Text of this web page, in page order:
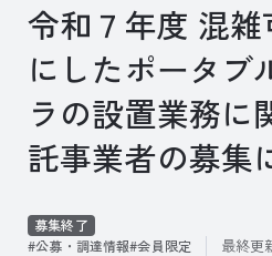
令和７年度 混
にしたポータブ
ラの設置業務に
託事業者の募集
募集終了
公募・調達情報 会員限定 最終更